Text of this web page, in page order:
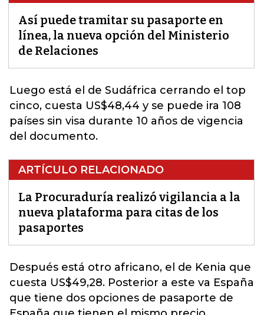
Así puede tramitar su pasaporte en
línea, la nueva opción del Ministerio
de Relaciones
Luego está el de Sudáfrica cerrando el top
cinco, cuesta US$48,44 y se puede ira 108
países sin visa durante 10 años de vigencia
del documento.
ARTÍCULO RELACIONADO
La Procuraduría realizó vigilancia a la
nueva plataforma para citas de los
pasaportes
Después está otro africano, el de Kenia que
cuesta US$49,28. Posterior a este va España
que tiene dos opciones de pasaporte de